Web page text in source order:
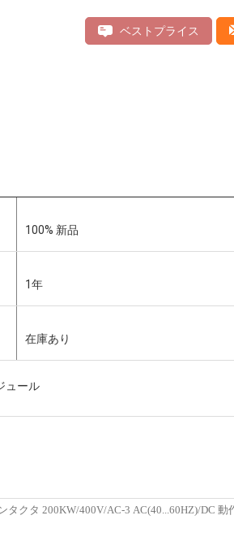
ベストプライス
100% 新品
1年
在庫あり
ュール